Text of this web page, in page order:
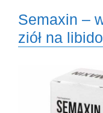
Semaxin –
ziół na libido